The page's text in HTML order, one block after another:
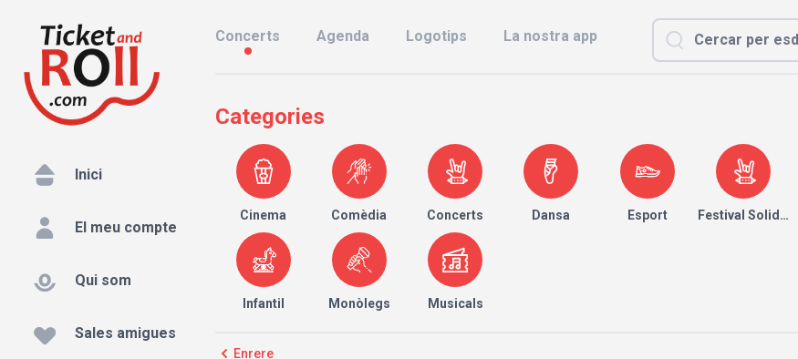
Inici
El meu compte
Qui som
Sales amigues
Concerts Agenda Logotips La nostra app
Categories
Cinema Comèdia Concerts Dansa Esport Festival Solidari
Infantil Monòlegs Musicals
Enrere